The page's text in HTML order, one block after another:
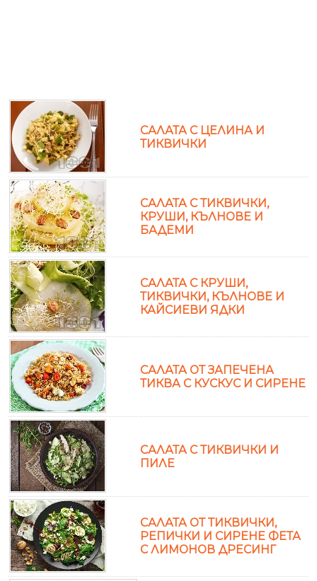
САЛАТА С ЦЕЛИНА И
ТИКВИЧКИ
САЛАТА С ТИКВИЧКИ,
КРУШИ, КЪЛНОВЕ И
БАДЕМИ
САЛАТА С КРУШИ,
ТИКВИЧКИ, КЪЛНОВЕ И
КАЙСИЕВИ ЯДКИ
САЛАТА ОТ ЗАПЕЧЕНА
ТИКВА С КУСКУС И СИРЕНЕ
САЛАТА С ТИКВИЧКИ И
ПИЛЕ
САЛАТА ОТ ТИКВИЧКИ,
РЕПИЧКИ И СИРЕНЕ ФЕТА
С ЛИМОНОВ ДРЕСИНГ